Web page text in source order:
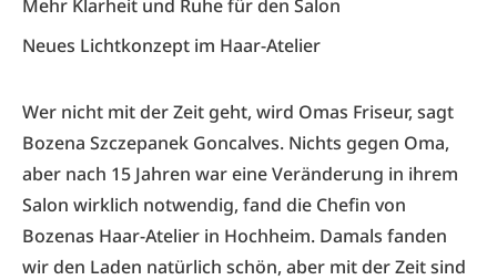
Mehr Klarheit und Ruhe für den Salon
Neues Lichtkonzept im Haar-Atelier
Wer nicht mit der Zeit geht, wird Omas Friseur, sagt
Bozena Szczepanek Goncalves. Nichts gegen Oma,
aber nach 15 Jahren war eine Veränderung in ihrem
Salon wirklich notwendig, fand die Chefin von
Bozenas Haar-Atelier in Hochheim. Damals fanden
wir den Laden natürlich schön, aber mit der Zeit sind